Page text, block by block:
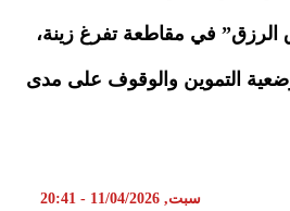
الرزق” في مقاطعة تفرغ زينة،
التموين والوقوف على مدى
سبت, 11/04/2026 - 20:41